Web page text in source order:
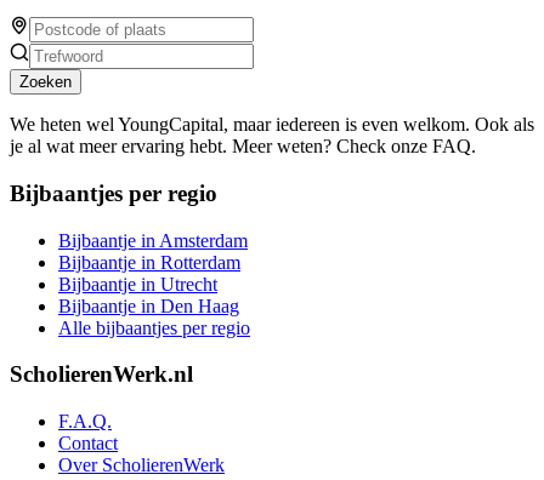
Zoeken
We heten wel YoungCapital, maar iedereen is even welkom. Ook als
je al wat meer ervaring hebt. Meer weten? Check onze FAQ.
Bijbaantjes per regio
Bijbaantje in Amsterdam
Bijbaantje in Rotterdam
Bijbaantje in Utrecht
Bijbaantje in Den Haag
Alle bijbaantjes per regio
ScholierenWerk.nl
F.A.Q.
Contact
Over ScholierenWerk